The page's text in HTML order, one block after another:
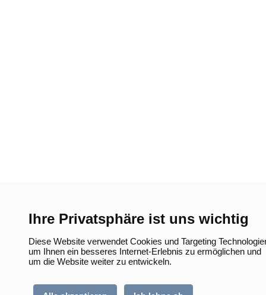
Ihre Privatsphäre ist uns wichtig
Diese Website verwendet Cookies und Targeting
um Ihnen ein besseres Internet-Erlebnis zu ermöglichen und
um die Website weiter zu entwickeln.